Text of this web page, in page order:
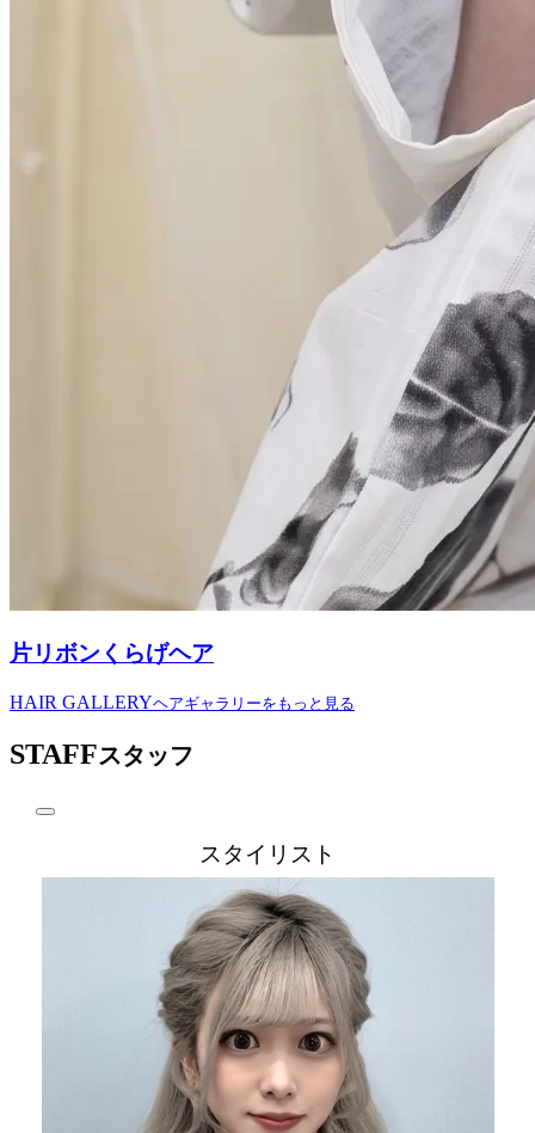
片リボンくらげヘア
HAIR GALLERYヘアギャラリーをもっと見る
STAFFスタッフ
スタイリスト